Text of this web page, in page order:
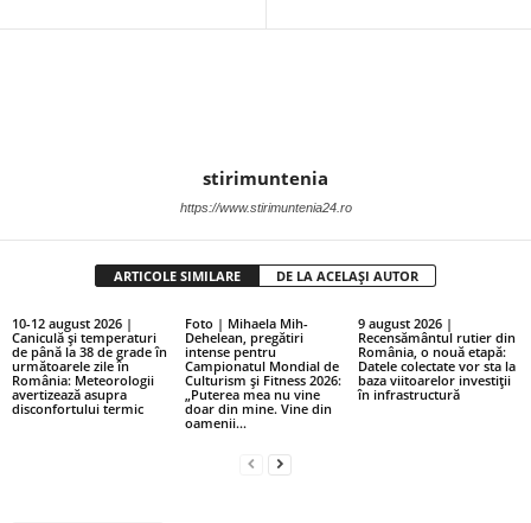
stirimuntenia
https://www.stirimuntenia24.ro
ARTICOLE SIMILARE DE LA ACELAȘI AUTOR
10-12 august 2026 |
Caniculă și temperaturi
de până la 38 de grade în
următoarele zile în
România: Meteorologii
avertizează asupra
disconfortului termic
Foto | Mihaela Mih-
Dehelean, pregătiri
intense pentru
Campionatul Mondial de
Culturism și Fitness 2026:
„Puterea mea nu vine
doar din mine. Vine din
oamenii...
9 august 2026 |
Recensământul rutier din
România, o nouă etapă:
Datele colectate vor sta la
baza viitoarelor investiții
în infrastructură